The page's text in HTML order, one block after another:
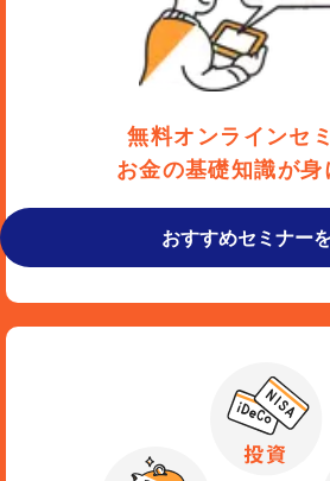
無料オンラインセ
お金の基礎知識が身
おすすめセミナー